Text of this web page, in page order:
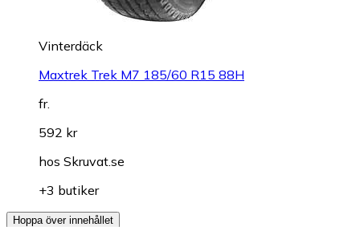
Vinterdäck
Maxtrek Trek M7 185/60 R15 88H
fr.
592 kr
hos Skruvat.se
+3 butiker
Hoppa över innehållet